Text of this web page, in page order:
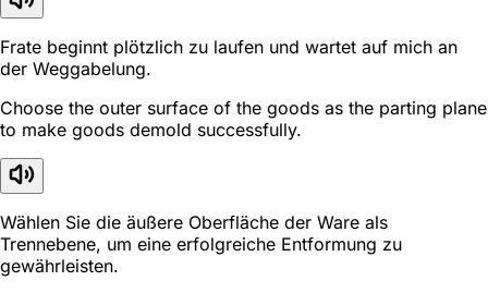
Frate beginnt plötzlich zu laufen und wartet auf mich an
der Weggabelung.
Choose the outer surface of the goods as the parting plane
to make goods demold successfully.
Wählen Sie die äußere Oberfläche der Ware als
Trennebene, um eine erfolgreiche Entformung zu
gewährleisten.